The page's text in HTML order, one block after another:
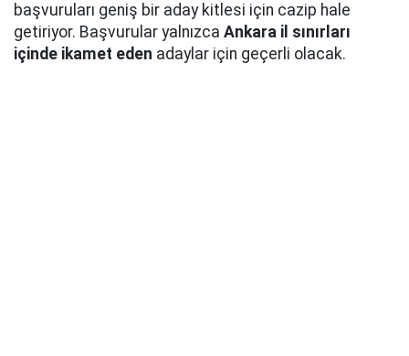
başvuruları geniş bir aday kitlesi için cazip hale
getiriyor. Başvurular yalnızca Ankara il sınırları
içinde ikamet eden adaylar için geçerli olacak.